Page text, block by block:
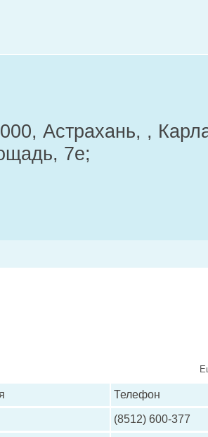
Астрахань, ,
7е;
Телефон
(8512) 600-377